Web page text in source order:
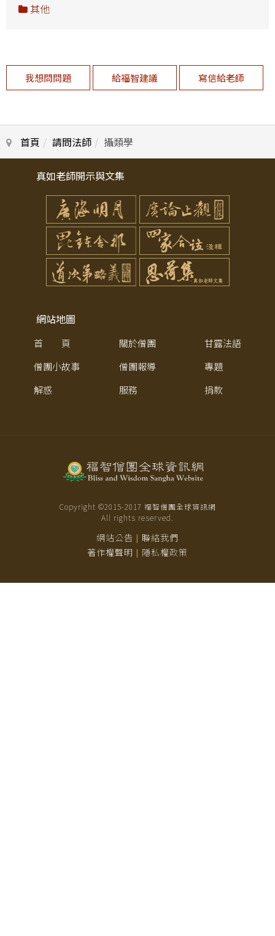
其他
我想問問題 給福智建議 寫信給老師
首頁 請問法師 攝類學
真如老師開示與文集
網站地圖
首 頁 關於僧團
甘露法語
僧團小故事
僧團報導
專題
解惑
服務 捐款
Copyright ©2015-2017 福智僧團全球資訊網
All rights reserved.
網站公告 | 聯絡我們
著作權聲明 | 隱私權政策